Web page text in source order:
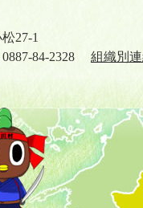
27-1
84-2328 組織別